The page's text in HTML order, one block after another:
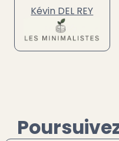
Kévin DEL REY